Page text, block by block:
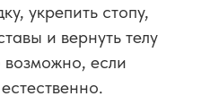
укрепить стопу,
и вернуть телу
возможно, если